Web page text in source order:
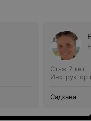
Стаж 7 лет
Инструктор
Садхана